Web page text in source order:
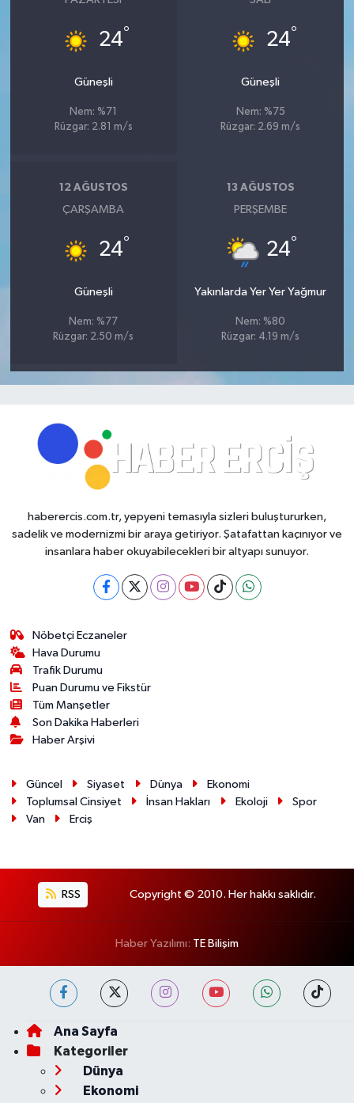
24°
Güneşli
Nem: %71
Rüzgar: 2.81 m/s
24°
Güneşli
Nem: %75
Rüzgar: 2.69 m/s
12 AĞUSTOS
ÇARŞAMBA
24°
Güneşli
Nem: %77
Rüzgar: 2.50 m/s
13 AĞUSTOS
PERŞEMBE
24°
Yakınlarda Yer Yer Yağmur
Nem: %80
Rüzgar: 4.19 m/s
haberercis.com.tr, yepyeni temasıyla sizleri buluştururken,
sadelik ve modernizmi bir araya getiriyor. Şatafattan kaçınıyor ve
insanlara haber okuyabilecekleri bir altyapı sunuyor.
Nöbetçi Eczaneler
Hava Durumu
Trafik Durumu
Puan Durumu ve Fikstür
Tüm Manşetler
Son Dakika Haberleri
Haber Arşivi
Güncel Siyaset Dünya
Ekonomi
Toplumsal Cinsiyet
İnsan Hakları Ekoloji
Spor
Van
Erciş
RSS Copyright © 2010. Her hakkı saklıdır.
Haber Yazılımı: TE Bilişim
Ana Sayfa
Kategoriler
Dünya
Ekonomi